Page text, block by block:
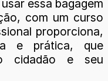
essa bagagem
com um curso
proporciona,
e prática, que
cidadão e seu